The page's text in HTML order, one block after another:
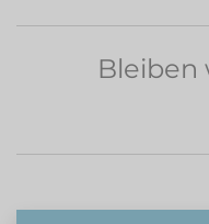
Bleiben